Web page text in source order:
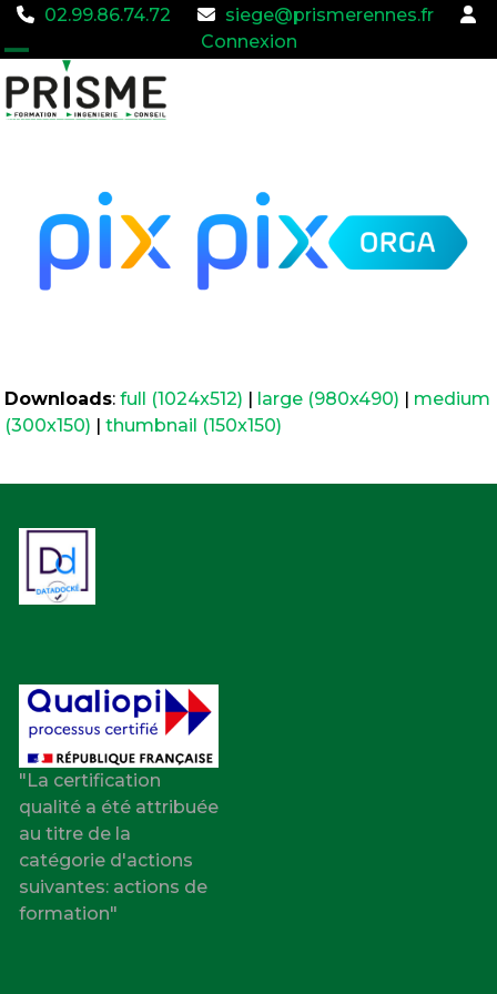
02.99.86.74.72
siege@prismerennes.fr
Connexion
Open
mobile
Close
mobile
Downloads:full (1024x512) | large (980x490) | medium
(300x150) |thumbnail (150x150)
"La certification
qualité a été attribuée
au titre de la
catégorie d'actions
suivantes: actions de
formation"